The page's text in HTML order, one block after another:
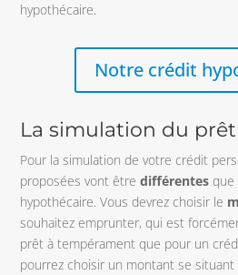
hypothécaire.
Notre crédit
La simulation du
Pour la simulation de votre crédit
proposées vont êtredifférentes que
hypothécaire. Vous devrez choisir le
souhaitez emprunter, qui est
prêt à tempérament que pour un
pourrez choisir un montant se